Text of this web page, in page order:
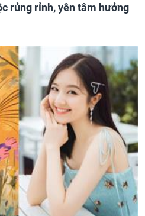
rủng rỉnh, yên tâm hưởng